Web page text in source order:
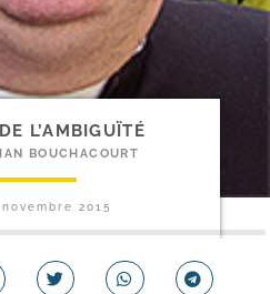
L’AMBIGUÏTÉ
BOUCHACOURT
novembre 2015